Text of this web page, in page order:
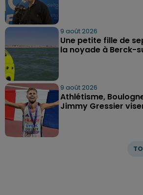
9 août 2026
Une petite fille de
la noyade à Berck-
9 août 2026
Athlétisme,
Jimmy Gressier